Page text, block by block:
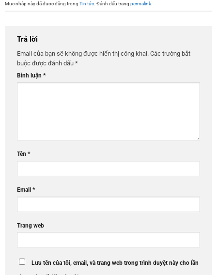
Mục nhập này đã được đăng trong Tin tức. Đánh dấu trang permalink.
Trả lời
Email của bạn sẽ không được hiển thị công khai. Các trường bắt
buộc được đánh dấu *
Bình luận *
Tên *
Email *
Trang web
Lưu tên của tôi, email, và trang web trong trình duyệt này cho lần